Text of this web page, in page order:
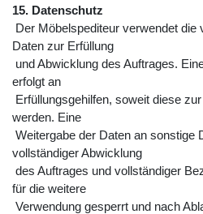
15. Datenschutz
Der Möbelspediteur verwendet die
Daten zur Erfüllung
und Abwicklung des Auftrages.
erfolgt an
Erfüllungsgehilfen, soweit diese
werden. Eine
Weitergabe der Daten an sonstige
vollständiger Abwicklung
des Auftrages und vollständiger
für die weitere
Verwendung gesperrt und nach